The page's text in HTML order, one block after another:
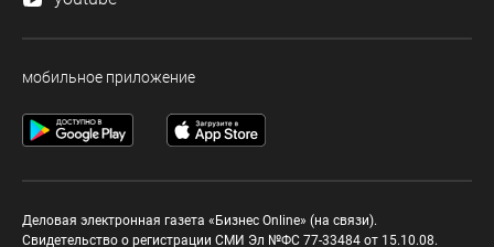
мобильное приложение
Деловая электронная газета «Бизнес Online» (на связи).
Свидетельство о регистрации СМИ Эл №ФС 77-33484 от 15.10.08.